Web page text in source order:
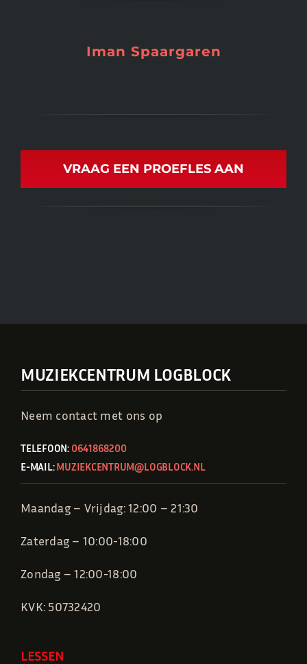
Iman Spaargaren
VRAAG EEN PROEFLES AAN
MUZIEKCENTRUM LOGBLOCK
Neem contact met ons op
TELEFOON: 0641868200
E-MAIL:MUZIEKCENTRUM@LOGBLOCK.NL
Maandag – Vrijdag: 12:00 – 21:30
Zaterdag – 10:00-18:00
Zondag – 12:00-18:00
KVK: 50732420
LESSEN